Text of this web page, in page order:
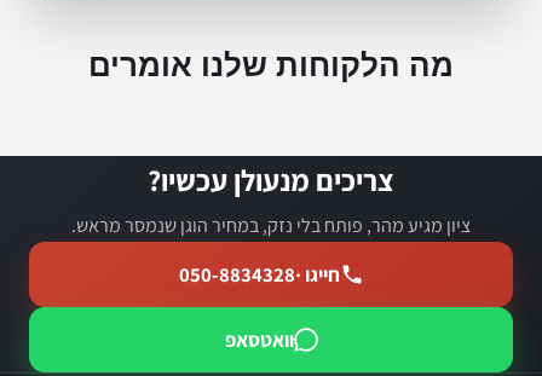
מה הלקוחות שלנו אומרים
צריכים מנעולן עכשיו?
ציון מגיע מהר, פותח בלי נזק, במחיר הוגן שנמסר מראש.
חייגו ·050-8834328
וואטסאפ